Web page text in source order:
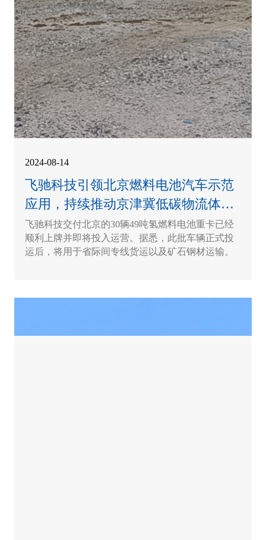
2024-08-14
飞驰科技引领北京燃料电池汽车示范
应用，持续推动京津冀低碳物流体系
建设
飞驰科技交付北京的30辆49吨氢燃料电池重卡已经
顺利上牌并即将投入运营。据悉，此批车辆正式投
运后，将用于省际间专线货运以及矿石钢材运输。